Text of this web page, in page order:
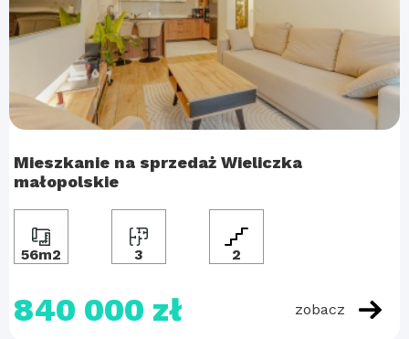
Mieszkanie na sprzedaż Wieliczka
małopolskie
56m2 3 2
840 000 zł zobacz